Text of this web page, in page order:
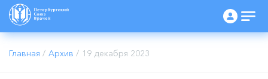
Главная / Архив / 19 декабря 2023